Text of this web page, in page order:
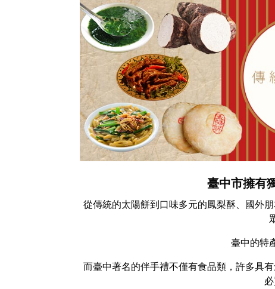
臺中市擁有
從傳統的太陽餅到口味多元的鳳梨酥、國外
臺中的特
而臺中著名的伴手禮不僅有食品類，許多具